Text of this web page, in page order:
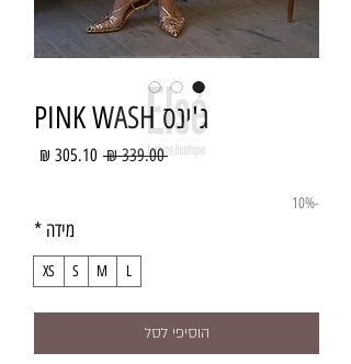
ג'ינס PINK WASH
‏339.00 ‏₪
מחיר
-10%
מידה *
L
M
S
XS
הוסיפי לסל